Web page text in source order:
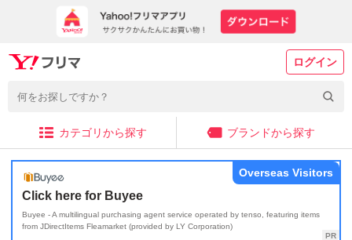
ログイン
カテゴリから探す ブランドから探す
Click here for Buyee
Buyee - A multilingual purchasing agent service operated by tenso, featuring items
from JDirectItems Fleamarket (provided by LY Corporation)
Overseas Visitors